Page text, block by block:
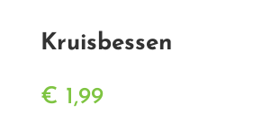
Kruisbessen
€ 1,99